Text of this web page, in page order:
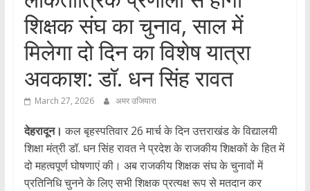
शिक्षक संघ का चुनाव, साल में
मिलेगा दो दिन का विशेष यात्रा
अवकाश: डॉ. धन सिंह रावत
March 27, 2026 अमर उजियारा
देहरादून।कल बृहस्पतिवार 26 मार्च के दिन उत्तराखंड के विद्यालयी
शिक्षा मंत्री डॉ. धन सिंह रावत ने प्रदेश के राजकीय शिक्षकों के हित में
दो महत्वपूर्ण घोषणाएं की। अब राजकीय शिक्षक संघ के चुनावों में
प्रतिनिधि चुनने के लिए सभी शिक्षक प्रत्यक्ष रूप से मतदान कर